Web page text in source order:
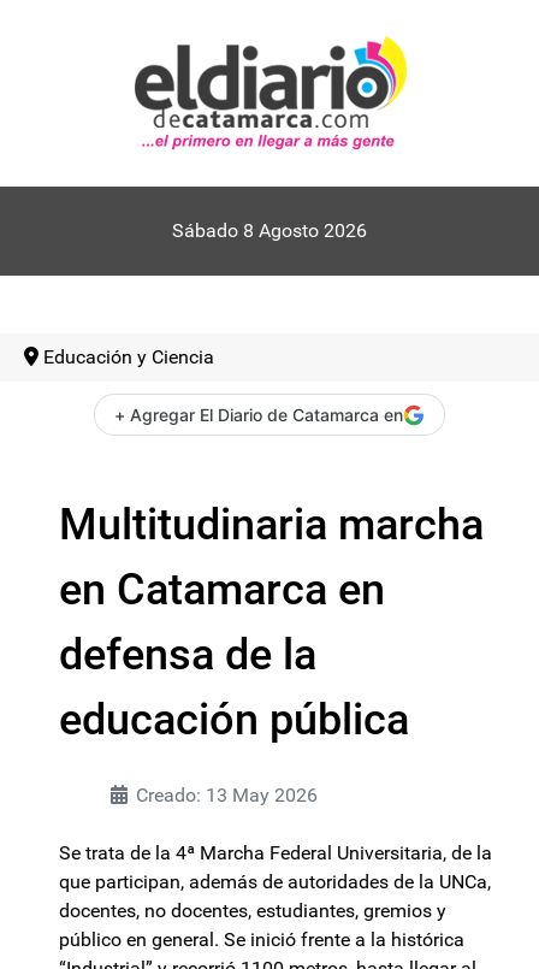
Sábado 8 Agosto 2026
Educación y Ciencia
+ Agregar El Diario de Catamarca en
Multitudinaria marcha
en Catamarca en
defensa de la
educación pública
Creado: 13 May 2026
Se trata de la 4ª Marcha Federal Universitaria, de la
que participan, además de autoridades de la UNCa,
docentes, no docentes, estudiantes, gremios y
público en general. Se inició frente a la histórica